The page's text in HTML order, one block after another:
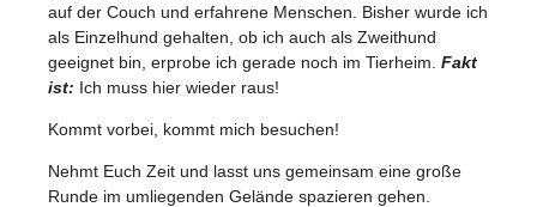
auf der Couch und erfahrene Menschen. Bisher wurde ich
als Einzelhund gehalten, ob ich auch als Zweithund
geeignet bin, erprobe ich gerade noch im Tierheim. Fakt
ist: Ich muss hier wieder raus!
Kommt vorbei, kommt mich besuchen!
Nehmt Euch Zeit und lasst uns gemeinsam eine große
Runde im umliegenden Gelände spazieren gehen.